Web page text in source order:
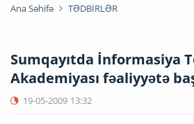
Ana Səhifə TƏDBİRLƏR
Sumqayıtda İnformasiya
Akademiyası fəaliyyətə
19-05-2009 13:32